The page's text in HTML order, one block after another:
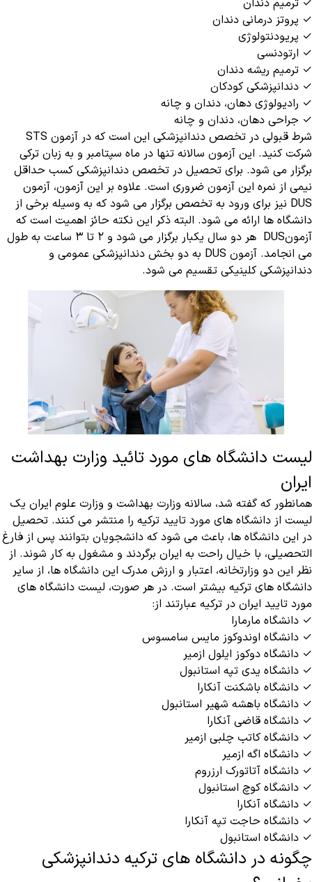
✓ ترمیم دندان
✓ پروتز درمانی دندان
✓ پریودنتولوژی
✓ ارتودنسی
✓ ترمیم ریشه دندان
✓ دندانپزشکی کودکان
✓ رادیولوژی دهان، دندان و چانه
✓ جراحی دهان، دندان و چانه
شرط قبولی در تخصص دندانپزشکی این است که در آزمون STS
شرکت کنید. این آزمون سالانه تنها در ماه سپتامبر و به زبان ترکی
برگزار می شود. برای تحصیل در تخصص دندانپزشکی کسب حداقل
نیمی از نمره این آزمون ضروری است. علاوه بر این آزمون، آزمون
DUS نیز برای ورود به تخصص برگزار می شود که به وسیله برخی از
دانشگاه ها ارائه می شود. البته ذکر این نکته حائز اهمیت است که
آزمونDUS هر دو سال یکبار برگزار می شود و ۲ تا ۳ ساعت به طول
می انجامد. آزمون DUS به دو بخش دندانپزشکی عمومی و
دندانپزشکی کلینیکی تقسیم می شود.
لیست دانشگاه های مورد تائید وزارت بهداشت
ایران
همانطور که گفته شد، سالانه وزارت بهداشت و وزارت علوم ایران یک
لیست از دانشگاه های مورد تایید ترکیه را منتشر می کنند. تحصیل
در این دانشگاه ها، باعث می شود که دانشجویان بتوانند پس از فارغ
‌التحصیلی، با خیال راحت به ایران برگردند و مشغول به کار شوند. از
نظر این دو وزارتخانه، اعتبار و ارزش مدرک این دانشگاه ها، از سایر
دانشگاه های ترکیه بیشتر است. در هر صورت، لیست دانشگاه های
مورد تایید ایران در ترکیه عبارتند از:
✓ دانشگاه مارمارا
✓ دانشگاه اوندوکوز مایس سامسوس
✓ دانشگاه دوکوز ایلول ازمیر
✓ دانشگاه یدی تپه استانبول
✓ دانشگاه باشکنت آنکارا
✓ دانشگاه باهشه شهیر استانبول
✓ دانشگاه قاضی آنکارا
✓ دانشگاه کاتب چلبی ازمیر
✓ دانشگاه اگه ازمیر
✓ دانشگاه آتاتورک ارزروم
✓ دانشگاه کوچ استانبول
✓ دانشگاه آنکارا
✓ دانشگاه حاجت تپه آنکارا
✓ دانشگاه استانبول
چگونه در دانشگاه های ترکیه دندانپزشکی